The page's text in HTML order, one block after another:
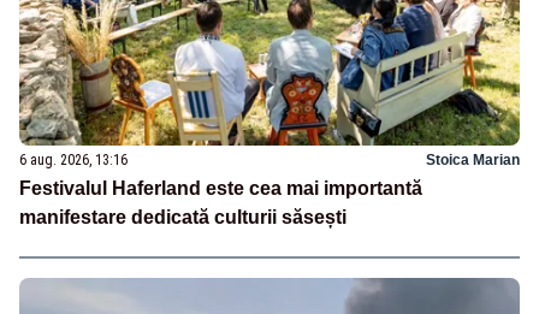
6 aug. 2026, 13:16 Stoica Marian
Festivalul Haferland este cea mai importantă
manifestare dedicată culturii săsești